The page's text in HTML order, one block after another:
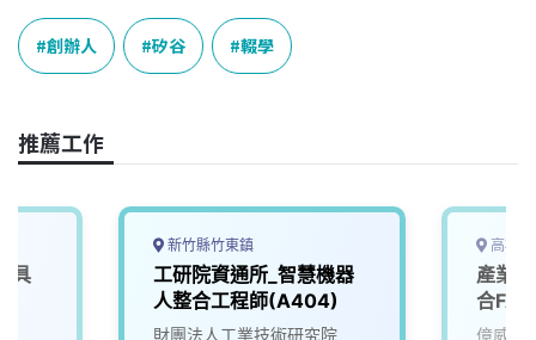
c
e
b
o
k
n
e
r
e
a
n
e
n
p
y
L
k
創辦人 矽谷 輟學
推薦工作
具
新竹縣竹東鎮
工研院資通所_智慧機器
人整合工程師(A404)
財團法人工業技術研究院
高雄
產業
合
億威電